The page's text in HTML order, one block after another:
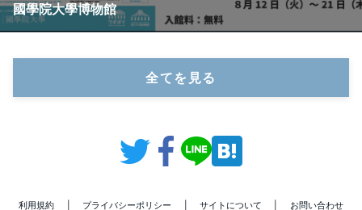
國學院大學博物館
全てを見る
利用規約 プライバシーポリシー サイトについて お問い合わせ